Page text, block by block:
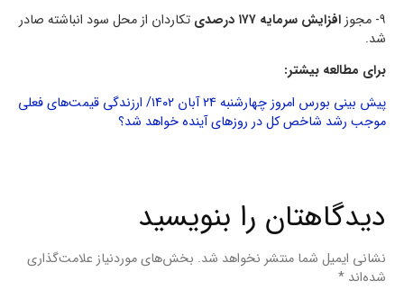
۹- مجوز
افزایش سرمایه ۱۷۷ درصدی
تکاردان از محل سود انباشته صادر
شد.
برای مطالعه بیشتر:
پیش بینی بورس امروز چهارشنبه ۲۴ آبان ۱۴۰۲/ ارزندگی قیمت‌های فعلی
موجب رشد شاخص کل در روزهای آینده خواهد شد؟
دیدگاهتان را بنویسید
نشانی ایمیل شما منتشر نخواهد شد. بخش‌های موردنیاز علامت‌گذاری
شده‌اند *